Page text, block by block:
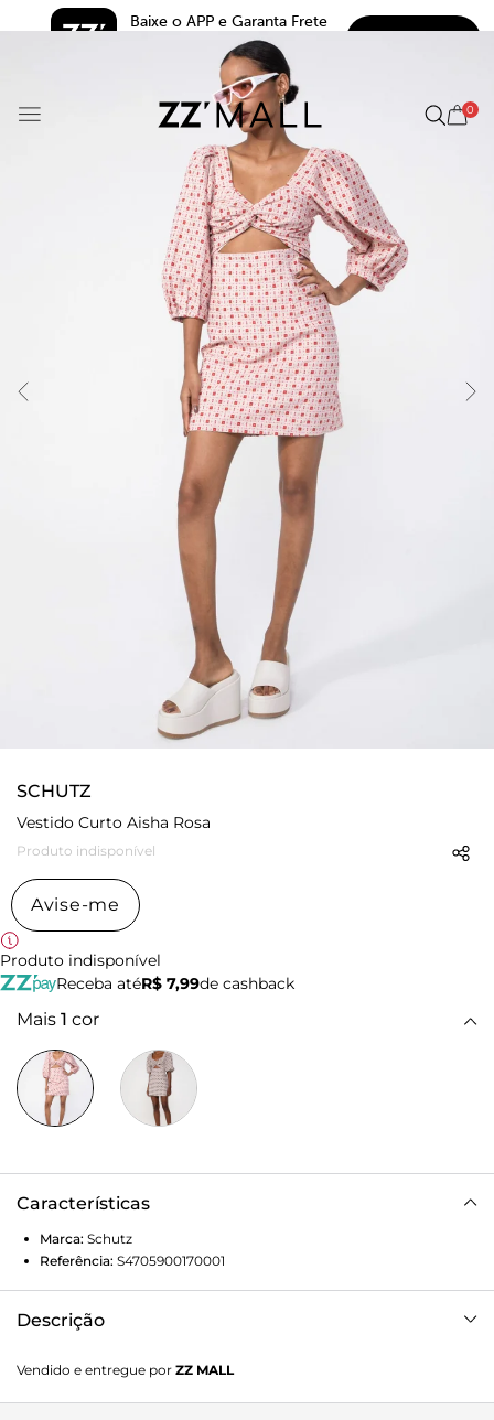
Baixe o APP e Garanta Frete
5.0
0
SCHUTZ
Vestido Curto Aisha Rosa
Produto indisponível
Avise-me
Produto indisponível
Receba atéR$ 7,99de cashback
Mais 1 cor
Características
Marca: Schutz
Referência: S4705900170001
Descrição
Vendido e entregue por ZZ MALL